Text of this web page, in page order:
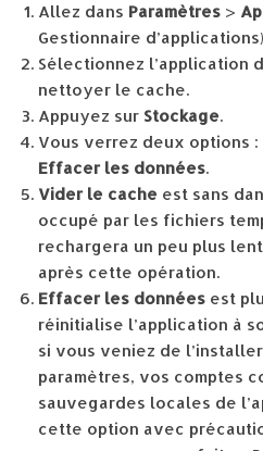
Allez dans Paramètres >
Gestionnaire
Sélectionnez l’application
nettoyer le cache.
Appuyez sur Stockage.
Vous verrez deux options :
Effacer les données.
Vider le cache est sans
occupé par les fichiers
rechargera un peu plus
après cette opération.
Effacer les données est
réinitialise l’application à
si vous veniez de
paramètres, vos comptes
sauvegardes locales de
cette option avec